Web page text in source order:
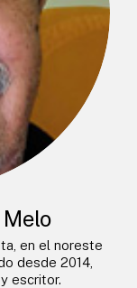
en el noreste
desde 2014,
escritor.